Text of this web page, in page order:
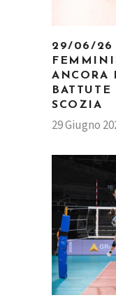
29/06/26
ANCORA
SCOZIA
29 Giugno